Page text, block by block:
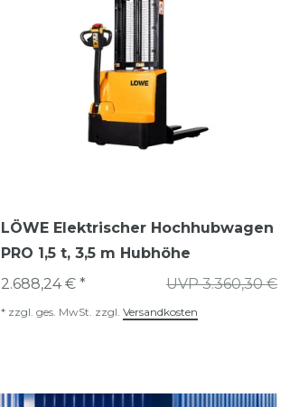
LÖWE Elektrischer Hochhubwagen
PRO 1,5 t, 3,5 m Hubhöhe
UVP 3.360,30 €
2.688,24 € *
* zzgl. ges. MwSt. zzgl. Versandkosten